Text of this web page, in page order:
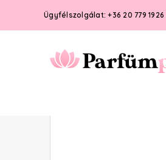
Ügyfélszolgálat: +36 20 779 1926